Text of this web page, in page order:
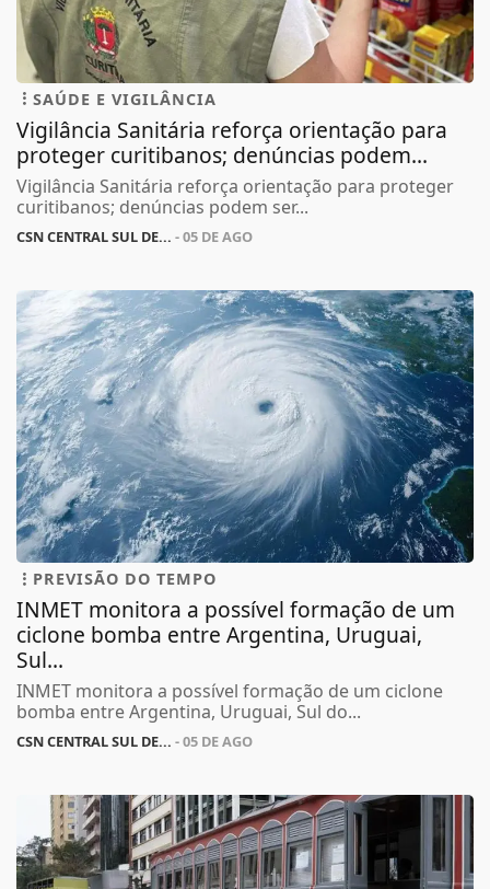
SAÚDE E VIGILÂNCIA
Vigilância Sanitária reforça orientação para
proteger curitibanos; denúncias podem...
Vigilância Sanitária reforça orientação para proteger
curitibanos; denúncias podem ser...
CSN CENTRAL SUL DE... - 05 DE AGO
PREVISÃO DO TEMPO
INMET monitora a possível formação de um
ciclone bomba entre Argentina, Uruguai,
Sul...
INMET monitora a possível formação de um ciclone
bomba entre Argentina, Uruguai, Sul do...
CSN CENTRAL SUL DE... - 05 DE AGO